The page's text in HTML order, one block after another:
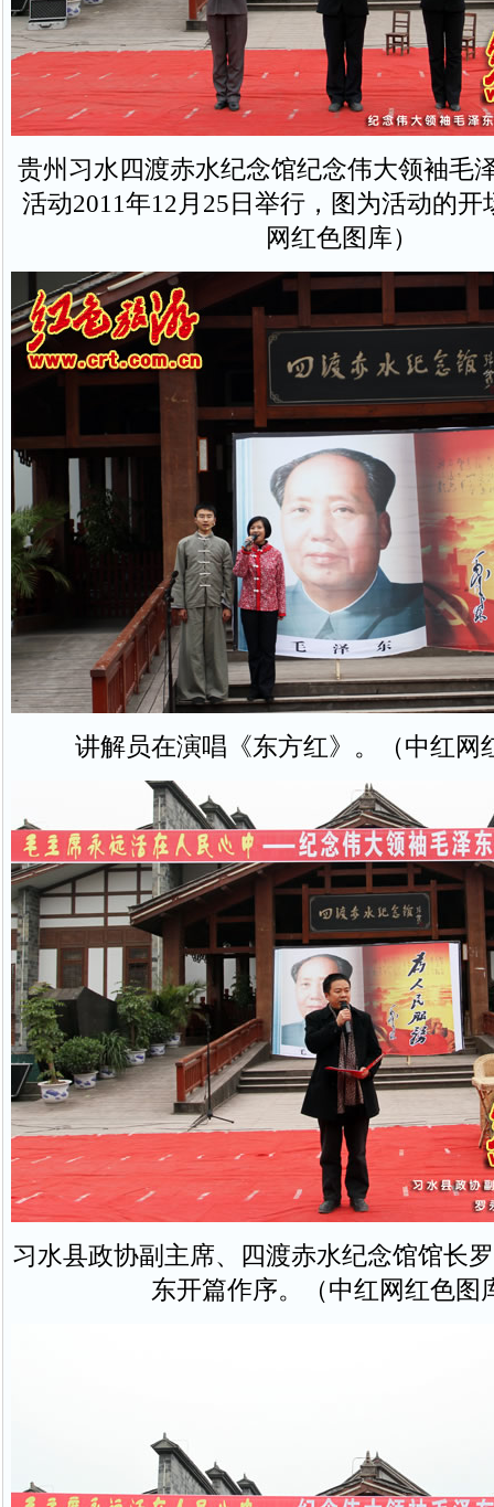
贵州习水四渡赤水纪念馆纪念伟大领袖毛
活动2011年12月25日举行，图为活动的开
网红色图库）
讲解员在演唱《东方红》。（中红网
习水县政协副主席、四渡赤水纪念馆馆长
东开篇作序。（中红网红色图